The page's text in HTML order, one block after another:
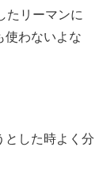
たリーマンに
使わないよな
とした時よく分